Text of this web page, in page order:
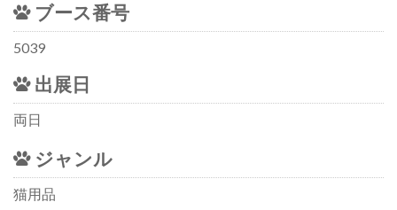
ブース番号
5039
出展日
両日
ジャンル
猫用品